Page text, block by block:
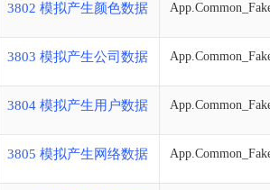
3802 模拟产生颜色数据
3803 模拟产生公司数据
3804 模拟产生用户数据
3805 模拟产生网络数据